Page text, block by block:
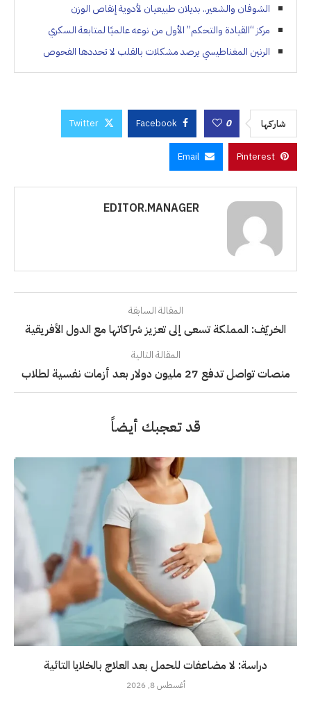
الشوفان والشعير.. بديلان طبيعيان لأدوية إنقاص الوزن
مركز “القيادة والتحكم” الأول من نوعه عالميًا لمتابعة السكري
الرنين المغناطيسي يرصد مشكلات بالقلب لا تحددها الفحوص
شاركها 0
Facebook
Twitter
Pinterest
Email
EDITOR.MANAGER
المقالة السابقة
الخريّف: المملكة تسعى إلى تعزيز شراكاتها مع الدول الأفريقية
المقالة التالية
منصات تواصل تدفع 27 مليون دولار بعد أزمات نفسية لطلاب
قد تعجبك أيضاً
دراسة: لا مضاعفات للحمل بعد العلاج بالخلايا التائية
أغسطس 8, 2026